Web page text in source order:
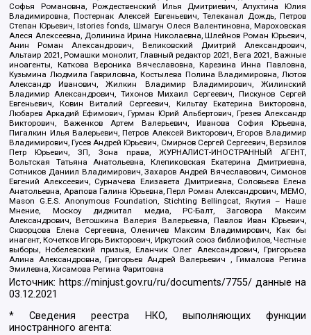
Софья Романовна, Рождественский Илья Дмитриевич, Апухтина Юлия
Владимировна, Постернак Алексей Евгеньевич, Телеканал Дождь, Петров
Степан Юрьевич, Istories fonds, Шмагун Олеся Валентиновна, Мароховская
Алеся Алексеевна, Долинина Ирина Николаевна, Шлейнов Роман Юрьевич,
Анин Роман Александрович, Великовский Дмитрий Александрович,
Альтаир 2021, Ромашки монолит, Главный редактор 2021, Вега 2021, Важные
иноагенты, Каткова Вероника Вячеславовна, Карезина Инна Павловна,
Кузьмина Людмила Гавриловна, Костылева Полина Владимировна, Лютов
Александр Иванович, Жилкин Владимир Владимирович, Жилинский
Владимир Александрович, Тихонов Михаил Сергеевич, Пискунов Сергей
Евгеньевич, Ковин Виталий Сергеевич, Кильтау Екатерина Викторовна,
Любарев Аркадий Ефимович, Гурман Юрий Альбертович, Грезев Александр
Викторович, Важенков Артем Валерьевич, Иванова София Юрьевна,
Пигалкин Илья Валерьевич, Петров Алексей Викторович, Егоров Владимир
Владимирович, Гусев Андрей Юрьевич, Смирнов Сергей Сергеевич, Верзилов
Петр Юрьевич, ЗП, Зона права, ЖУРНАЛИСТ-ИНОСТРАННЫЙ АГЕНТ,
Вольтская Татьяна Анатольевна, Клепиковская Екатерина Дмитриевна,
Сотников Даниил Владимирович, Захаров Андрей Вячеславович, Симонов
Евгений Алексеевич, Сурначева Елизавета Дмитриевна, Соловьева Елена
Анатольевна, Арапова Галина Юрьевна, Перл Роман Александрович, МЕМО,
Mason G.E.S. Anonymous Foundation, Stichting Bellingcat, Якутия – Наше
Мнение, Москоу диджитал медиа, РС-Балт, Заговора Максим
Александрович, Ветошкина Валерия Валерьевна, Павлов Иван Юрьевич,
Скворцова Елена Сергеевна, Оленичев Максим Владимирович, Как бы
инагент, Кочетков Игорь Викторович, Иркутский союз библиофилов, Честные
выборы, Нобелевский призыв, Еланчик Олег Александрович, Григорьева
Алина Александровна, Григорьев Андрей Валерьевич , Гималова Регина
Эмилевна, Хисамова Регина Фаритовна
Источник: https://minjust.gov.ru/ru/documents/7755/ данные на
03.12.2021
* Сведения реестра НКО, выполняющих функции
иностранного агента: